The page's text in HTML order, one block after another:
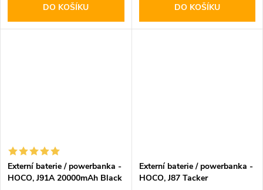
DO KOŠÍKU DO KOŠÍKU
Externí baterie / powerbanka -
HOCO, J91A 20000mAh Black
Externí baterie / powerbanka -
HOCO, J87 Tacker